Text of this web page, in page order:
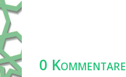
0 Kommentare